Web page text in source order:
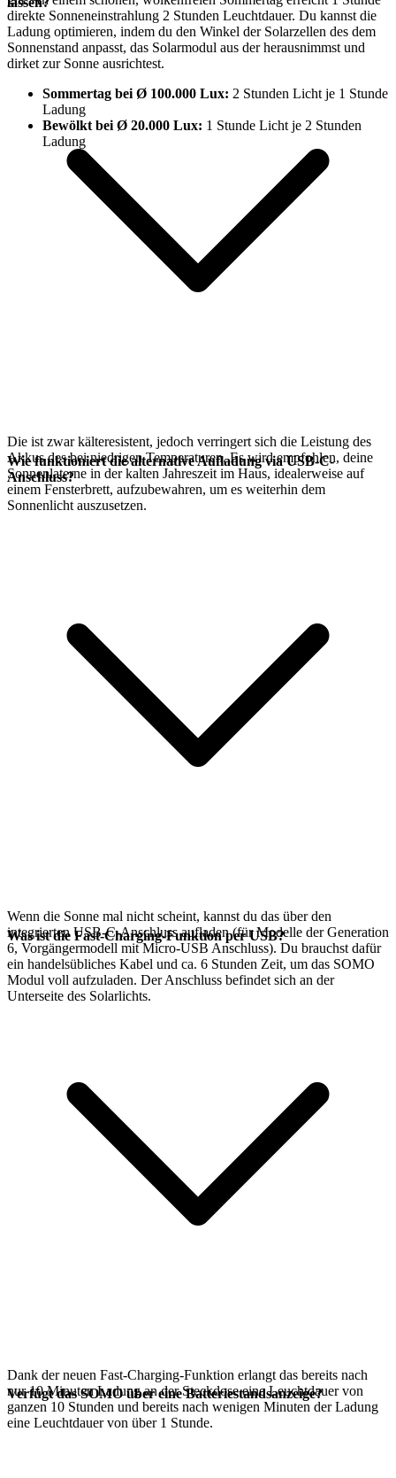
direkte Sonneneinstrahlung 2 Stunden Leuchtdauer. Du kannst die
Ladung optimieren, indem du den Winkel der Solarzellen des dem
Sonnenstand anpasst, das Solarmodul aus derherausnimmst und
dirket zur Sonne ausrichtest.
Sommertag bei Ø 100.000 Lux: 2 Stunden Licht je 1 Stunde
Ladung
Bewölkt bei Ø 20.000 Lux: 1 Stunde Licht je 2 Stunden
Ladung
Die ist zwar kälteresistent, jedoch verringert sich die Leistung des
Akkus desbei niedrigen Temperaturen. Es wird empfohlen, deine
Sonnenlaterne in der kalten Jahreszeit im Haus, idealerweise auf
einem Fensterbrett, aufzubewahren, um es weiterhin dem
Sonnenlicht auszusetzen.
Wie funktioniert die alternative Aufladung via USB-C-
Anschluss?
Wenn die Sonne mal nicht scheint, kannst du das über den
integrierten USB-C-Anschluss aufladen (für Modelle der Generation
6, Vorgängermodell mit Micro-USB Anschluss). Du brauchst dafür
ein handelsübliches Kabel und ca. 6 Stunden Zeit, um das SOMO
Modul voll aufzuladen. Der Anschluss befindet sich an der
Unterseite des Solarlichts.
Was ist die Fast-Charging-Funktion per USB?
Dank der neuen Fast-Charging-Funktion erlangt das bereits nach
nur 10 Minuten Ladung an der Steckdose eine Leuchtdauer von
ganzen 10 Stunden und bereits nach wenigen Minuten der Ladung
eine Leuchtdauer von über 1 Stunde.
Verfügt das SOMO über eine Batteriestandsanzeige?